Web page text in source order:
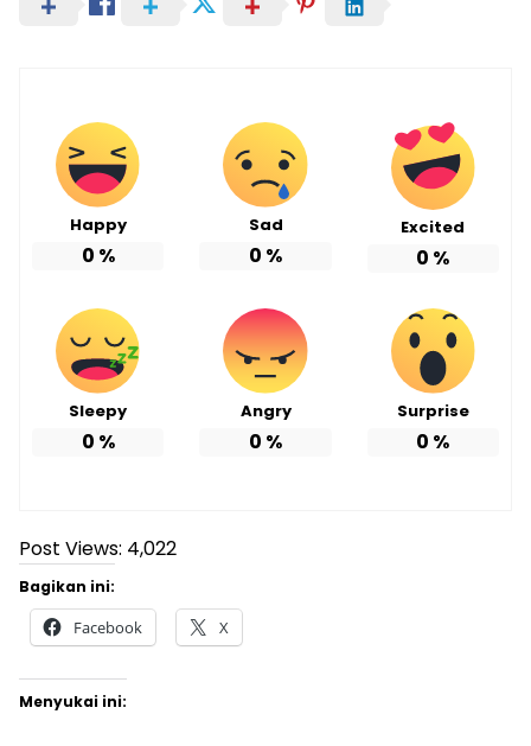
Happy
0 %
Sad
0 %
Excited
0 %
Sleepy
0 %
Angry
0 %
Surprise
0 %
Post Views: 4,022
Bagikan ini:
Facebook X
Menyukai ini: